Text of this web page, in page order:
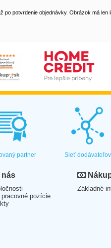
po potvrdenie objednávky. Obrázok má len
partner Sieť dodávateľov
nás
pracovné pozície
Základné